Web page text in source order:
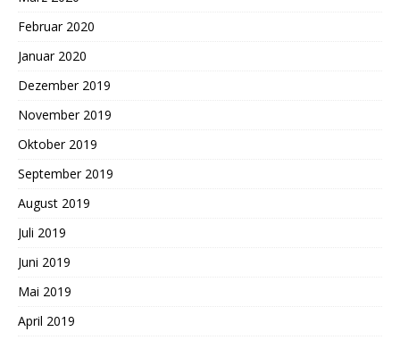
Februar 2020
Januar 2020
Dezember 2019
November 2019
Oktober 2019
September 2019
August 2019
Juli 2019
Juni 2019
Mai 2019
April 2019